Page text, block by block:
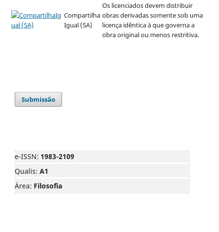
Compartilha
Igual (SA)
Os licenciados devem distribuir
obras derivadas somente sob uma
licença idêntica à que governa a
obra original ou menos restritiva.
Submissão
e-ISSN: 1983-2109
Qualis: A1
Área: Filosofia